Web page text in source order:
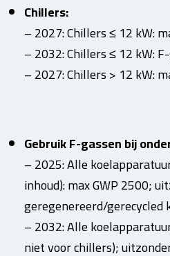
Chillers:
– 2027: Chillers ≤ 12 kW:
– 2032: Chillers ≤ 12 kW:
– 2027: Chillers > 12 kW:
Gebruik F-gassen bij
– 2025: Alle
inhoud): max GWP 2500;
geregenereerd/gerecycled
– 2032: Alle
niet voor chillers);